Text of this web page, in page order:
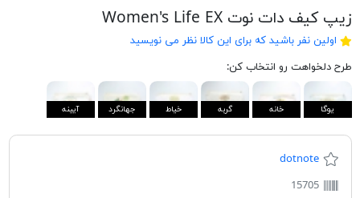
زیپ کیف دات نوت Women's Life EX
اولین نفر باشید که برای این کالا نظر می نویسید
طرح دلخواهت رو انتخاب کن:
یوگا خانه گربه خیاط جهانگرد آیینه
dotnote
15705